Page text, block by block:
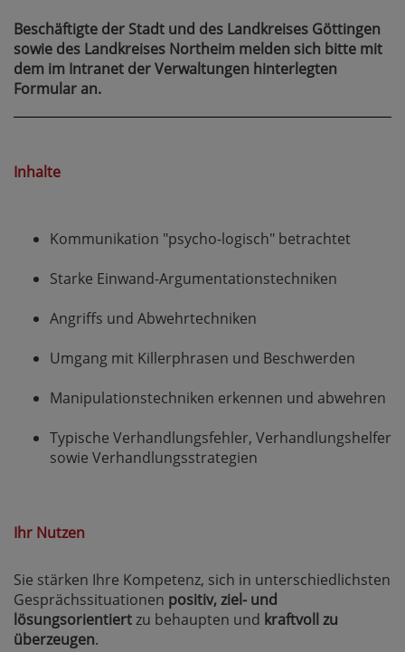
Beschäftigte der Stadt und des Landkreises Göttingen
sowie des Landkreises Northeim melden sich bitte mit
dem im Intranet der Verwaltungen hinterlegten
Formular an.
Inhalte
Kommunikation "psycho-logisch" betrachtet
Starke Einwand-Argumentationstechniken
Angriffs und Abwehrtechniken
Umgang mit Killerphrasen und Beschwerden
Manipulationstechniken erkennen und abwehren
Typische Verhandlungsfehler, Verhandlungshelfer
sowie Verhandlungsstrategien
Ihr Nutzen
Sie stärken Ihre Kompetenz, sich in unterschiedlichsten
Gesprächssituationen positiv, ziel- und
lösungsorientiertzu behaupten und kraftvoll zu
überzeugen.